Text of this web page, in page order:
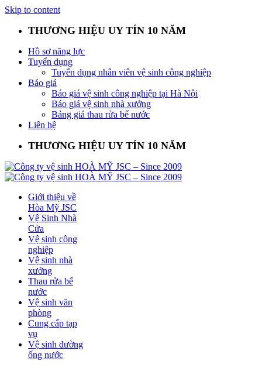
Skip to content
THƯƠNG HIỆU UY TÍN 10 NĂM
Hồ sơ năng lực
Tuyển dụng
Tuyển dụng nhân viên vệ sinh công nghiệp
Báo giá
Báo giá vệ sinh công nghiệp tại Hà Nội
Báo giá vệ sinh nhà xưởng
Bảng giá thau rửa bể nước
Liên hệ
THƯƠNG HIỆU UY TÍN 10 NĂM
Giới thiệu về
Hòa Mỹ JSC
Vệ Sinh Nhà
Cửa
Vệ sinh công
nghiệp
Vệ sinh nhà
xưởng
Thau rửa bể
nước
Vệ sinh văn
phòng
Cung cấp tạp
vụ
Vệ sinh đường
ống nước